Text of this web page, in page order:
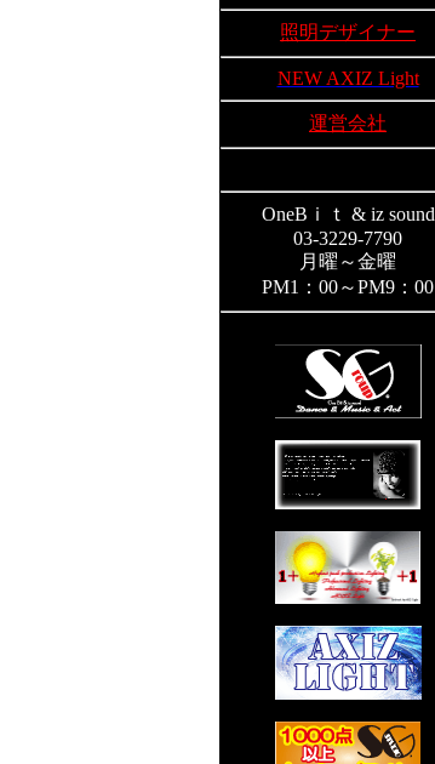
照明デザイナー
NEW AXIZ Light
運営会社
OneBｉｔ & iz sound
03-3229-7790
月曜～金曜
PM1：00～PM9：00